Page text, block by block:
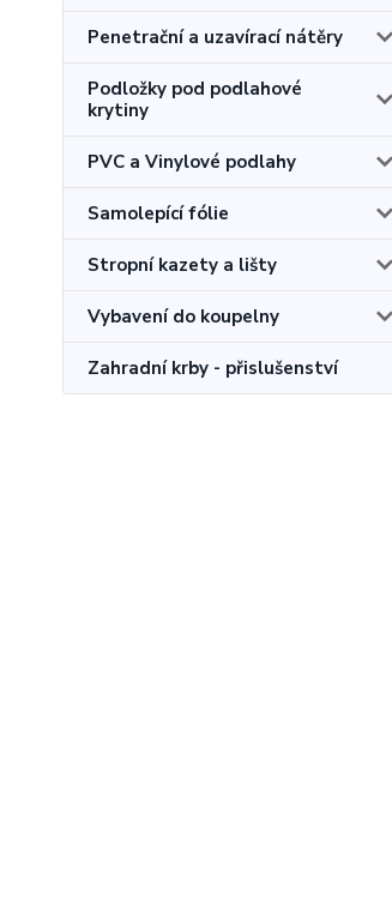
Penetrační a uzavírací nátěry
Podložky pod podlahové
krytiny
PVC a Vinylové podlahy
Samolepící fólie
Stropní kazety a lišty
Vybavení do koupelny
Zahradní krby - přislušenství